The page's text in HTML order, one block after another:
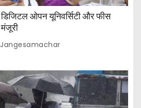
ओपन यूनिवर्सिटी और फीस
Jangesamachar